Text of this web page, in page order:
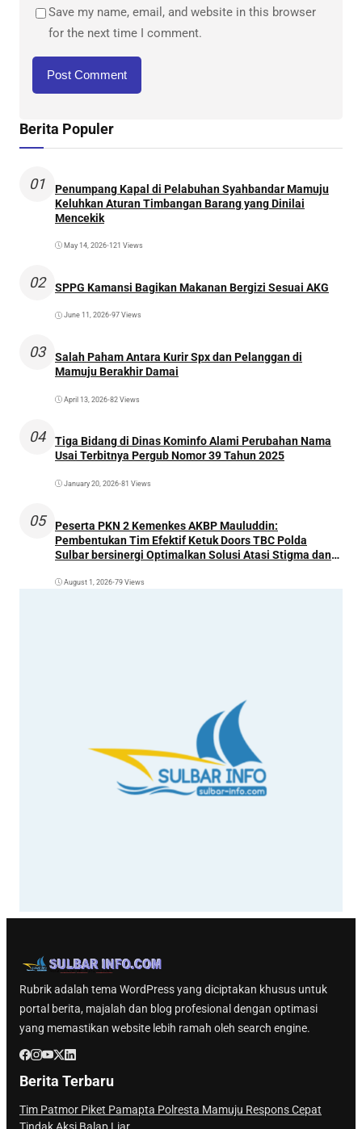
Save my name, email, and website in this browser
for the next time I comment.
Berita Populer
01
Penumpang Kapal di Pelabuhan Syahbandar Mamuju
Keluhkan Aturan Timbangan Barang yang Dinilai
Mencekik
May 14, 2026•121 Views
02 SPPG Kamansi Bagikan Makanan Bergizi Sesuai AKG
June 11, 2026•97 Views
03
Salah Paham Antara Kurir Spx dan Pelanggan di
Mamuju Berakhir Damai
April 13, 2026•82 Views
04
Tiga Bidang di Dinas Kominfo Alami Perubahan Nama
Usai Terbitnya Pergub Nomor 39 Tahun 2025
January 20, 2026•81 Views
05
Peserta PKN 2 Kemenkes AKBP Mauluddin:
Pembentukan Tim Efektif Ketuk Doors TBC Polda
Sulbar bersinergi Optimalkan Solusi Atasi Stigma dan
August 1, 2026•79 Views
Rubrik adalah tema WordPress yang diciptakan khusus untuk
portal berita, majalah dan blog profesional dengan optimasi
yang memastikan website lebih ramah oleh search engine.
Berita Terbaru
Tim Patmor Piket Pamapta Polresta Mamuju Respons Cepat
Tindak Aksi Balap Liar